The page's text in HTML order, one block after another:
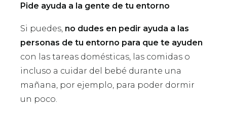
Pide ayuda a la gente de tu entorno
Si puedes, no dudes en pedir ayuda a las
personas de tu entorno para que te ayuden
con las tareas domésticas, las comidas o
incluso a cuidar del bebé durante una
mañana, por ejemplo, para poder dormir
un poco.